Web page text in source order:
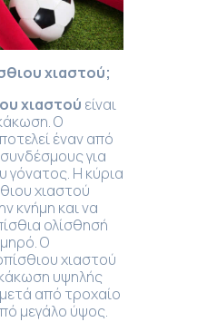
χιαστού;
χιαστού είναι
Ο
έναν από
για
γόνατος. Η κύρια
χιαστού
κνήμη και να
ολίσθησή
Ο
χιαστού
υψηλής
από τροχαίο
μεγάλο ύψος.